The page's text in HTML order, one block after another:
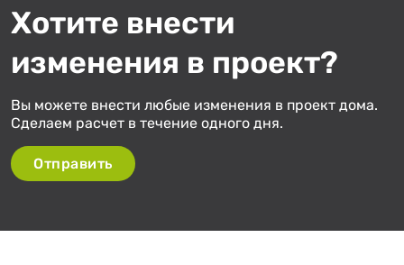
Хотите внести
изменения в проект?
Вы можете внести любые изменения в проект дома.
Сделаем расчет в течение одного дня.
Отправить